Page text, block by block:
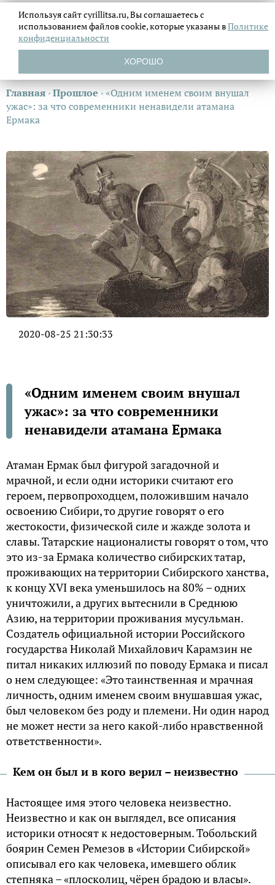
Главная ›Прошлое ›«Одним именем своим внушал
ужас»: за что современники ненавидели атамана
Ермака
2020-08-25 21:30:33
«Одним именем своим внушал
ужас»: за что современники
ненавидели атамана Ермака
Атаман Ермак был фигурой загадочной и
мрачной, и если одни историки считают его
героем, первопроходцем, положившим начало
освоению Сибири, то другие говорят о его
жестокости, физической силе и жажде золота и
славы. Татарские националисты говорят о том, что
это из-за Ермака количество сибирских татар,
проживающих на территории Сибирского ханства,
к концу XVI века уменьшилось на 80% – одних
уничтожили, а других вытеснили в Среднюю
Азию, на территории проживания мусульман.
Создатель официальной истории Российского
государства Николай Михайлович Карамзин не
питал никаких иллюзий по поводу Ермака и писал
о нем следующее: «Это таинственная и мрачная
личность, одним именем своим внушавшая ужас,
был человеком без роду и племени. Ни один народ
не может нести за него какой-либо нравственной
ответственности».
Кем он был и в кого верил – неизвестно
Настоящее имя этого человека неизвестно.
Неизвестно и как он выглядел, все описания
историки относят к недостоверным. Тобольский
боярин Семен Ремезов в «Истории Сибирской»
описывал его как человека, имевшего облик
стeпнякa – «плoскoлиц, чёрен брaдою и влaсы».
Используя сайт cyrillitsa.ru, Вы соглашаетесь с
использованием файловcookie, которые указаны вПолитике
конфиденциальности
ХОРОШО